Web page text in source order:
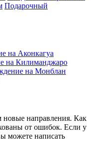
Подарочный
на Аконкагуа
на Килиманджаро
на Монблан
новые направления. Как
от ошибок. Если у
можете написать